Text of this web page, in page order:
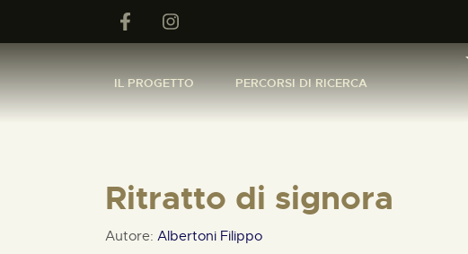
IL PROGETTO PERCORSI DI RICERCA
Ritratto di signora
Autore: Albertoni Filippo